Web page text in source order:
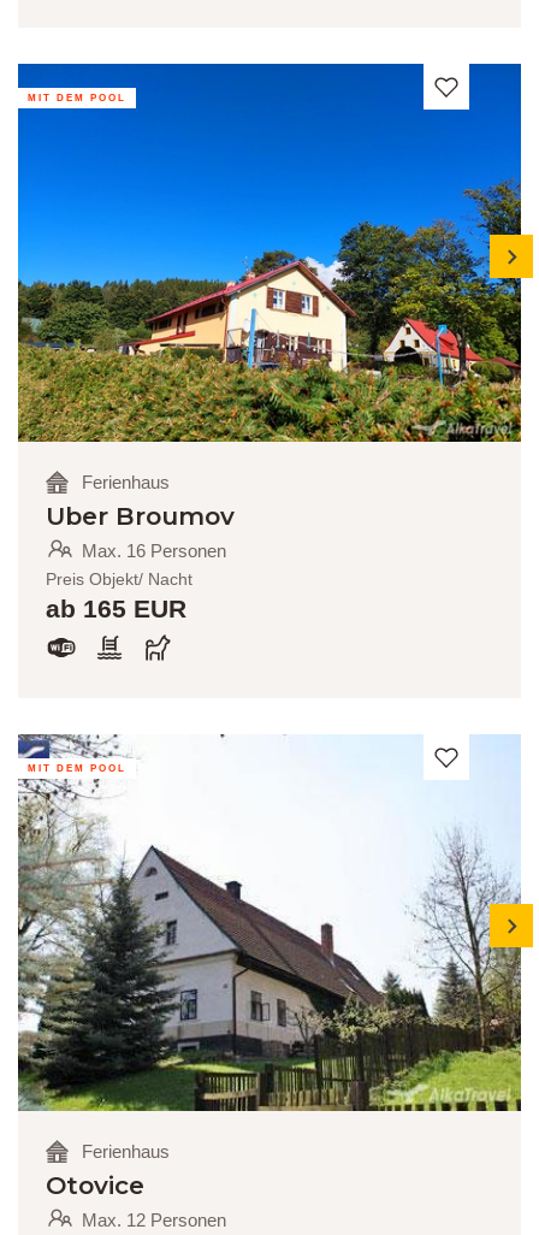
MIT DEM POOL
next
Ferienhaus
Uber Broumov
Max. 16 Personen
Preis Objekt/ Nacht
ab 165 EUR
MIT DEM POOL
next
Ferienhaus
Otovice
Max. 12 Personen